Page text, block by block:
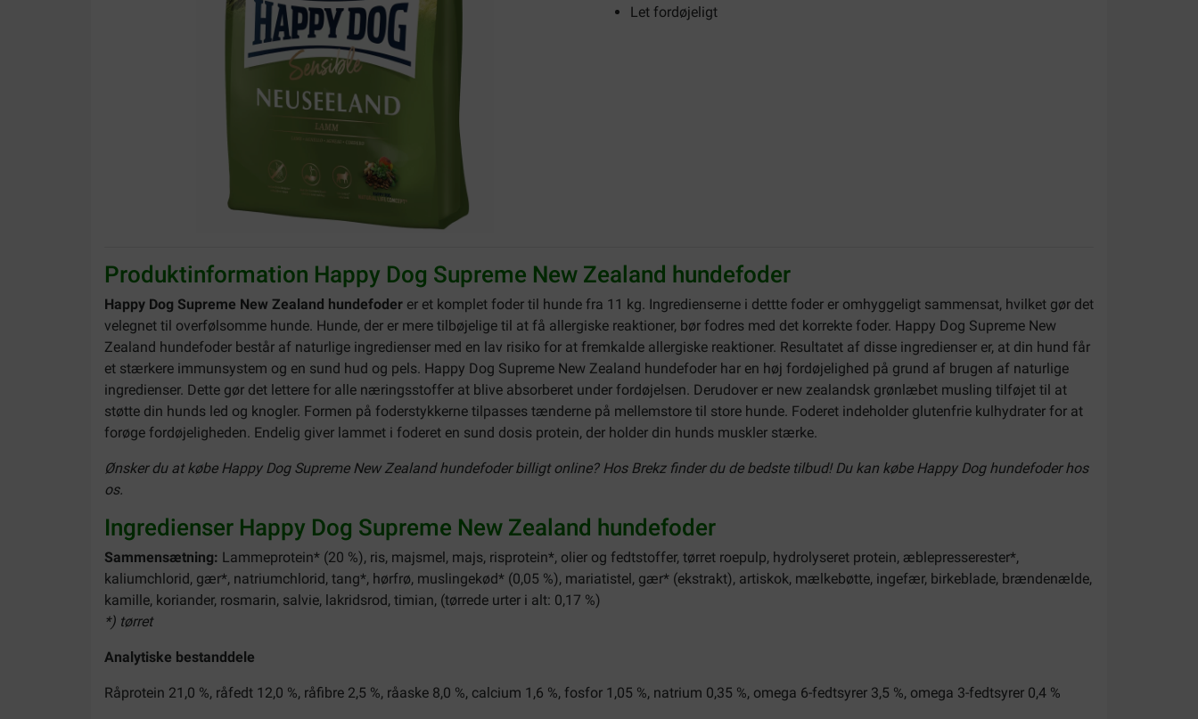
Let fordøjeligt
Produktinformation Happy Dog Supreme New Zealand hundefoder
Happy Dog Supreme New Zealand hundefoder er et komplet foder til hunde fra 11 kg. Ingredienserne i dettte foder er omhyggeligt sammensat, hvilket gør det
velegnet til overfølsomme hunde. Hunde, der er mere tilbøjelige til at få allergiske reaktioner, bør fodres med det korrekte foder. Happy Dog Supreme New
Zealand hundefoder består af naturlige ingredienser med en lav risiko for at fremkalde allergiske reaktioner. Resultatet af disse ingredienser er, at din hund får
et stærkere immunsystem og en sund hud og pels. Happy Dog Supreme New Zealand hundefoder har en høj fordøjelighed på grund af brugen af ​​naturlige
ingredienser. Dette gør det lettere for alle næringsstoffer at blive absorberet under fordøjelsen. Derudover er new zealandsk grønlæbet musling tilføjet til at
støtte din hunds led og knogler. Formen på foderstykkerne tilpasses tænderne på mellemstore til store hunde. Foderet indeholder glutenfrie kulhydrater for at
forøge fordøjeligheden. Endelig giver lammet i foderet en sund dosis protein, der holder din hunds muskler stærke.
Ønsker du at købe Happy Dog Supreme New Zealand hundefoder billigt online? Hos Brekz finder du de bedste tilbud! Du kan købe Happy Dog hundefoder hos
os.
Ingredienser Happy Dog Supreme New Zealand hundefoder
Sammensætning: Lammeprotein* (20 %), ris, majsmel, majs, risprotein*, olier og fedtstoffer, tørret roepulp, hydrolyseret protein, æblepresserester*,
kaliumchlorid, gær*, natriumchlorid, tang*, hørfrø, muslingekød* (0,05 %), mariatistel, gær* (ekstrakt), artiskok, mælkebøtte, ingefær, birkeblade, brændenælde,
kamille, koriander, rosmarin, salvie, lakridsrod, timian, (tørrede urter i alt: 0,17 %)
*) tørret
Analytiske bestanddele
Råprotein 21,0 %, råfedt 12,0 %, råfibre 2,5 %, råaske 8,0 %, calcium 1,6 %, fosfor 1,05 %, natrium 0,35 %, omega 6-fedtsyrer 3,5 %, omega 3-fedtsyrer 0,4 %